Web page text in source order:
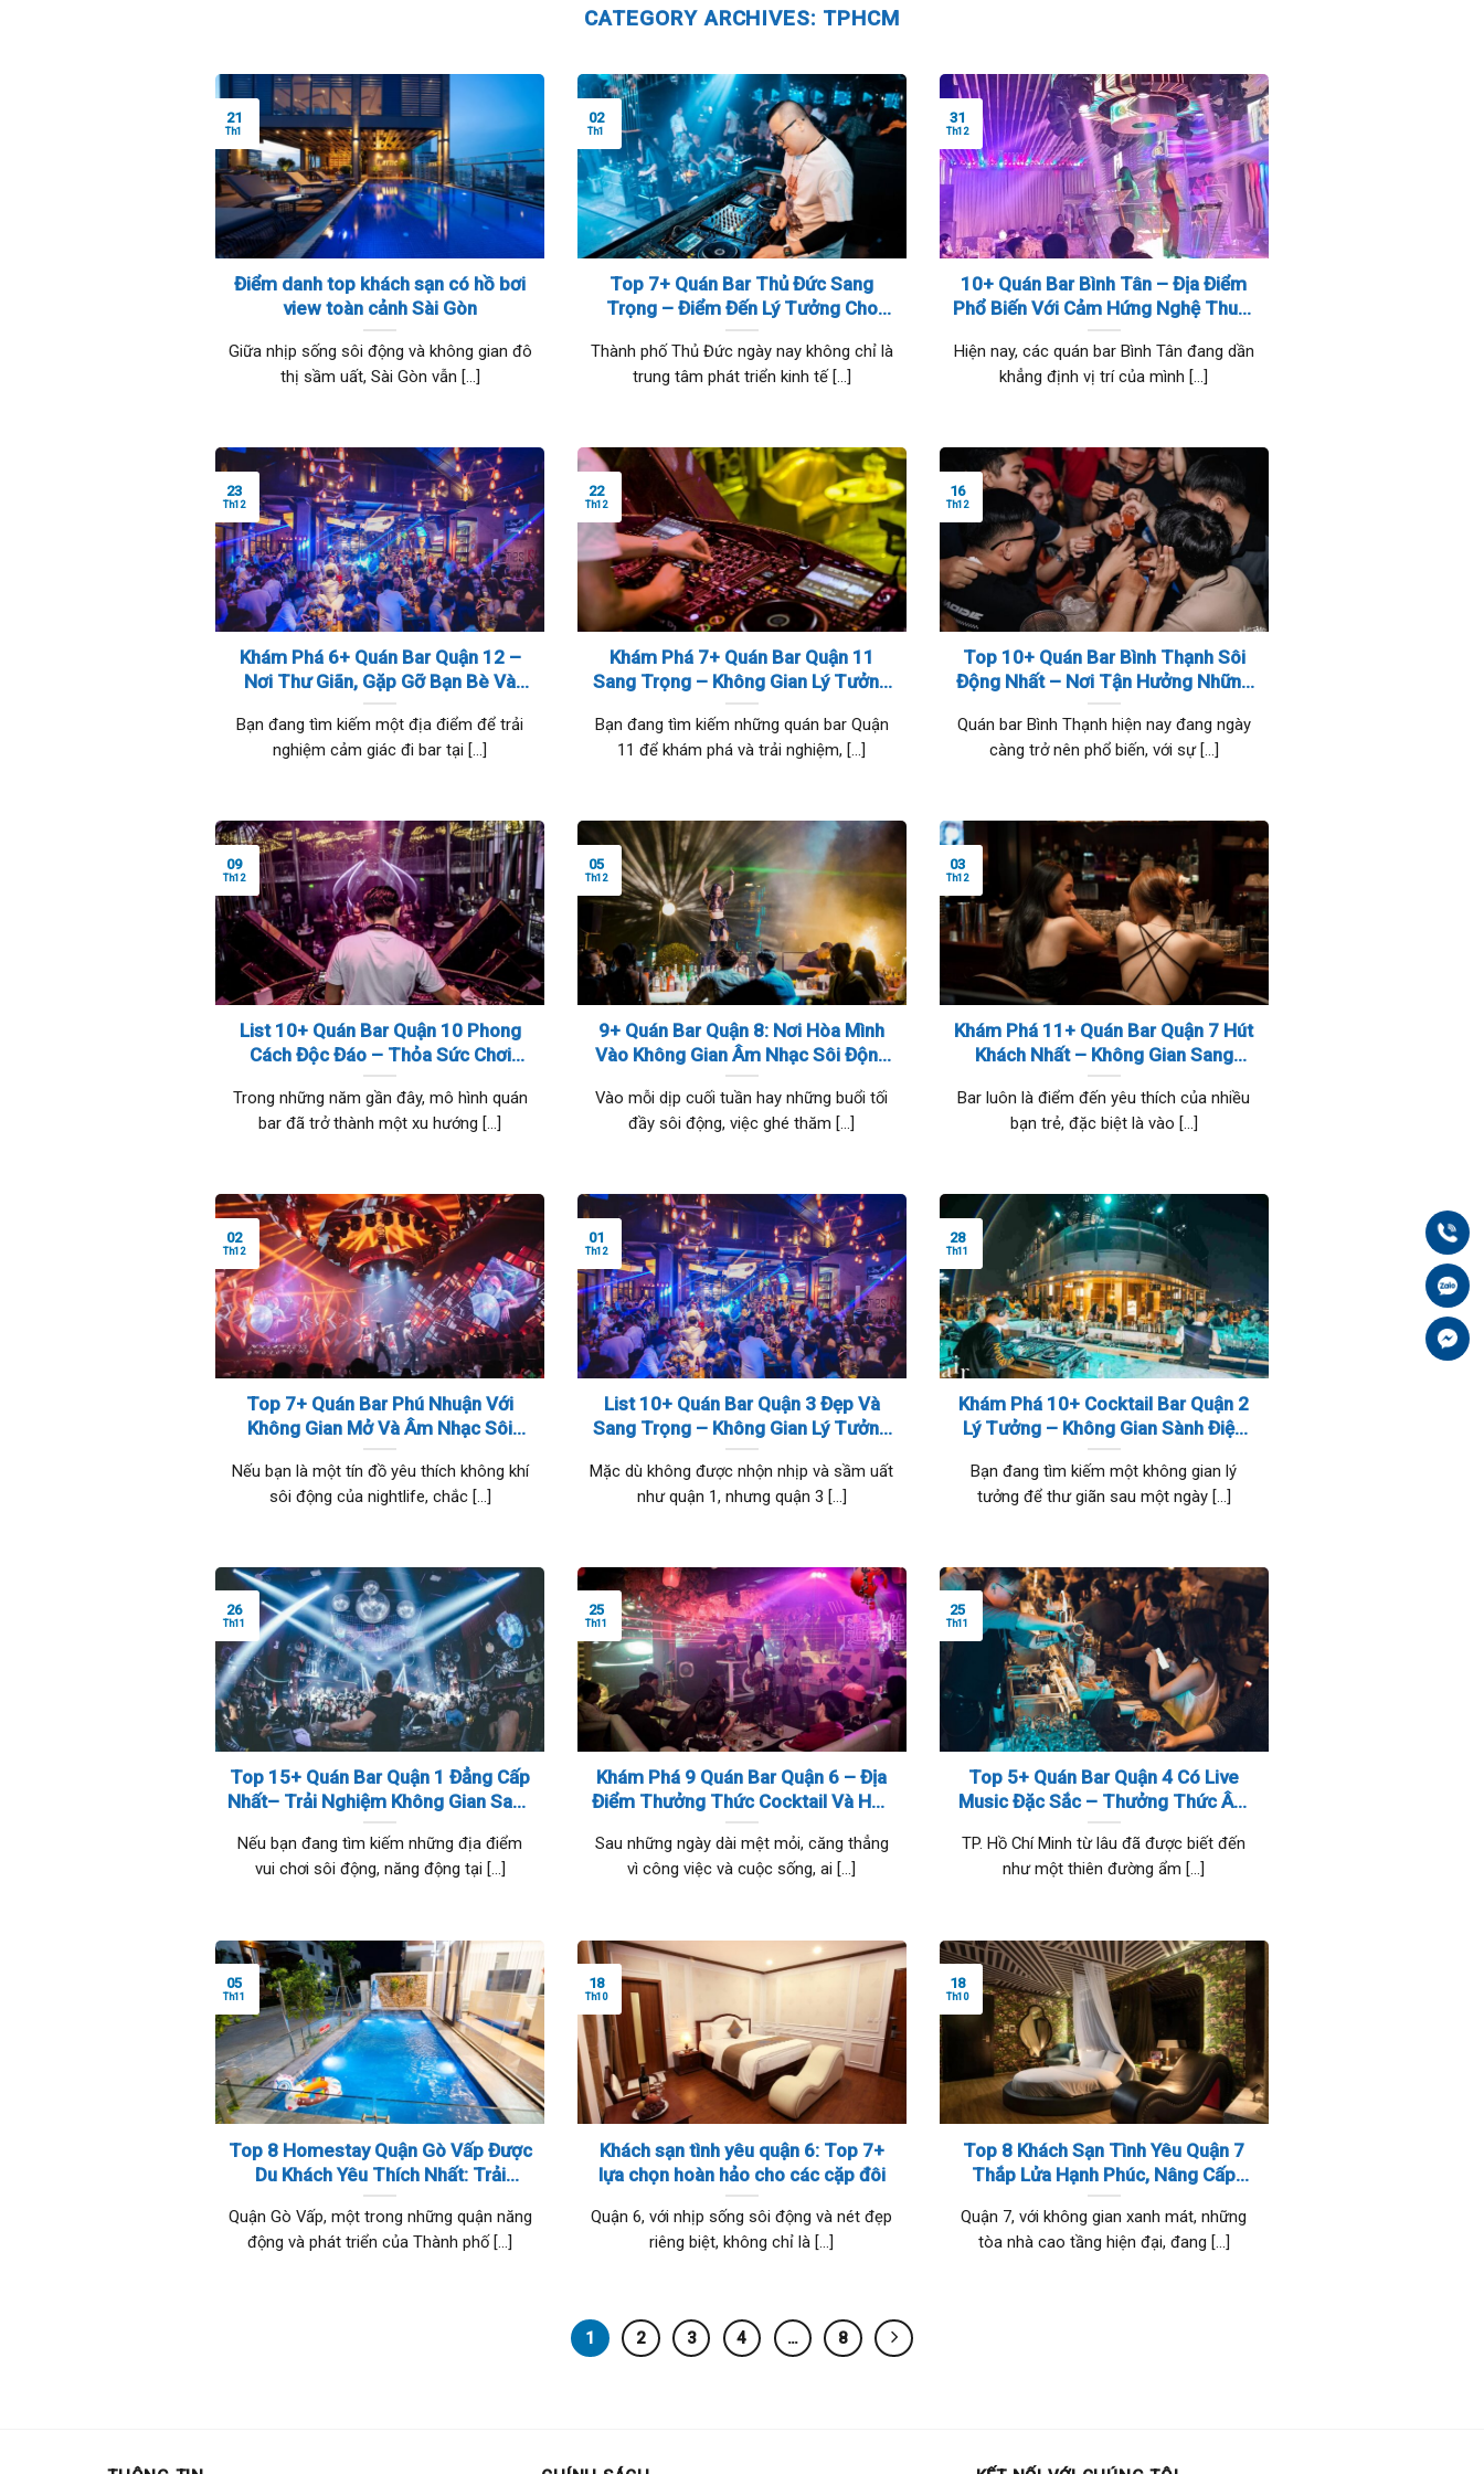
CATEGORY ARCHIVES: TPHCM
Điểm danh top khách sạn có hồ bơi
view toàn cảnh Sài Gòn
Giữa nhịp sống sôi động và không gian đô
thị sầm uất, Sài Gòn vẫn [...]
21
Th1
Top 7+ Quán Bar Thủ Đức Sang
Trọng – Điểm Đến Lý Tưởng Cho
Những Buổi Tụ Tập Đẳng Cấp
Thành phố Thủ Đức ngày nay không chỉ là
trung tâm phát triển kinh tế [...]
02
Th1
10+ Quán Bar Bình Tân – Địa Điểm
Phổ Biến Với Cảm Hứng Nghệ Thuật
Và Không Gian Sôi Động
Hiện nay, các quán bar Bình Tân đang dần
khẳng định vị trí của mình [...]
31
Th12
Khám Phá 6+ Quán Bar Quận 12 –
Nơi Thư Giãn, Gặp Gỡ Bạn Bè Và
Tận Hưởng Nhạc Hay
Bạn đang tìm kiếm một địa điểm để trải
nghiệm cảm giác đi bar tại [...]
23
Th12
Khám Phá 7+ Quán Bar Quận 11
Sang Trọng – Không Gian Lý Tưởng
Để Thư Giãn
Bạn đang tìm kiếm những quán bar Quận
11 để khám phá và trải nghiệm, [...]
22
Th12
Top 10+ Quán Bar Bình Thạnh Sôi
Động Nhất – Nơi Tận Hưởng Những
Đêm Sôi Động Và Thú Vị
Quán bar Bình Thạnh hiện nay đang ngày
càng trở nên phổ biến, với sự [...]
16
Th12
List 10+ Quán Bar Quận 10 Phong
Cách Độc Đáo – Thỏa Sức Chơi
Đêm, Thưởng Thức Đồ Uống Tuyệt
Vời
Trong những năm gần đây, mô hình quán
bar đã trở thành một xu hướng [...]
09
Th12
9+ Quán Bar Quận 8: Nơi Hòa Mình
Vào Không Gian Âm Nhạc Sôi Động
Và Cocktail Tuyệt Hảo
Vào mỗi dịp cuối tuần hay những buổi tối
đầy sôi động, việc ghé thăm [...]
05
Th12
Khám Phá 11+ Quán Bar Quận 7 Hút
Khách Nhất – Không Gian Sang
Chảnh Và Thức Uống Đặc Sắc
Bar luôn là điểm đến yêu thích của nhiều
bạn trẻ, đặc biệt là vào [...]
03
Th12
Top 7+ Quán Bar Phú Nhuận Với
Không Gian Mở Và Âm Nhạc Sôi
Động Cho Cả Đêm Tiệc
Nếu bạn là một tín đồ yêu thích không khí
sôi động của nightlife, chắc [...]
02
Th12
List 10+ Quán Bar Quận 3 Đẹp Và
Sang Trọng – Không Gian Lý Tưởng
Cho Các Bữa Tiệc Đêm
Mặc dù không được nhộn nhịp và sầm uất
như quận 1, nhưng quận 3 [...]
01
Th12
Khám Phá 10+ Cocktail Bar Quận 2
Lý Tưởng – Không Gian Sành Điệu
Và Đồ Uống Tuyệt Hảo
Bạn đang tìm kiếm một không gian lý
tưởng để thư giãn sau một ngày [...]
28
Th11
Top 15+ Quán Bar Quận 1 Đẳng Cấp
Nhất– Trải Nghiệm Không Gian Sang
Trọng Và Phong Cách
Nếu bạn đang tìm kiếm những địa điểm
vui chơi sôi động, năng động tại [...]
26
Th11
Khám Phá 9 Quán Bar Quận 6 – Địa
Điểm Thưởng Thức Cocktail Và Hòa
Mình Vào Bầu Không Khí Sôi Động
Sau những ngày dài mệt mỏi, căng thẳng
vì công việc và cuộc sống, ai [...]
25
Th11
Top 5+ Quán Bar Quận 4 Có Live
Music Đặc Sắc – Thưởng Thức Âm
Nhạc Và Đồ Uống Tuyệt Hảo
TP. Hồ Chí Minh từ lâu đã được biết đến
như một thiên đường ẩm [...]
25
Th11
Top 8 Homestay Quận Gò Vấp Được
Du Khách Yêu Thích Nhất: Trải
Nghiệm Nghỉ Dưỡng Hoàn Hảo
Thành Phố Hồ Chí Minh
Quận Gò Vấp, một trong những quận năng
động và phát triển của Thành phố [...]
05
Th11
Khách sạn tình yêu quận 6: Top 7+
lựa chọn hoàn hảo cho các cặp đôi
Quận 6, với nhịp sống sôi động và nét đẹp
riêng biệt, không chỉ là [...]
18
Th10
Top 8 Khách Sạn Tình Yêu Quận 7
Thắp Lửa Hạnh Phúc, Nâng Cấp
Cảm Xúc Lứa Đôi
Quận 7, với không gian xanh mát, những
tòa nhà cao tầng hiện đại, đang [...]
18
Th10
1 2 3 4 … 8